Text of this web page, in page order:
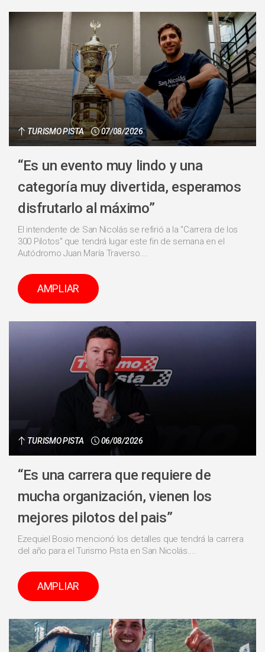
TURISMO PISTA 07/08/2026
“Es un evento muy lindo y una
categoría muy divertida, esperamos
disfrutarlo al máximo”
El intendente de San Nicolás se refirió a la "Carrera de los
300 Pilotos" que tendrá lugar este fin de semana en el
Autódromo Juan María Traverso....
AMPLIAR
TURISMO PISTA 06/08/2026
“Es una carrera que requiere de
mucha organización, vienen los
mejores pilotos del pais”
Ezequiel Bosio mencionó los detalles que tendrá la carrera
del año para el Turismo Pista en San Nicolás....
AMPLIAR